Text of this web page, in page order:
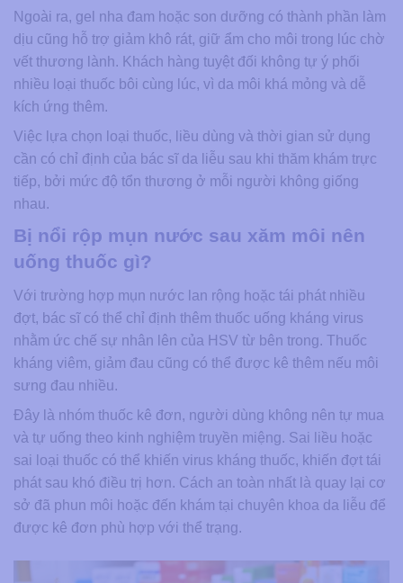
Ngoài ra, gel nha đam hoặc son dưỡng có thành phần làm
dịu cũng hỗ trợ giảm khô rát, giữ ẩm cho môi trong lúc chờ
vết thương lành. Khách hàng tuyệt đối không tự ý phối
nhiều loại thuốc bôi cùng lúc, vì da môi khá mỏng và dễ
kích ứng thêm.
Việc lựa chọn loại thuốc, liều dùng và thời gian sử dụng
cần có chỉ định của bác sĩ da liễu sau khi thăm khám trực
tiếp, bởi mức độ tổn thương ở mỗi người không giống
nhau.
Bị nổi rộp mụn nước sau xăm môi nên
uống thuốc gì?
Với trường hợp mụn nước lan rộng hoặc tái phát nhiều
đợt, bác sĩ có thể chỉ định thêm thuốc uống kháng virus
nhằm ức chế sự nhân lên của HSV từ bên trong. Thuốc
kháng viêm, giảm đau cũng có thể được kê thêm nếu môi
sưng đau nhiều.
Đây là nhóm thuốc kê đơn, người dùng không nên tự mua
và tự uống theo kinh nghiệm truyền miệng. Sai liều hoặc
sai loại thuốc có thể khiến virus kháng thuốc, khiến đợt tái
phát sau khó điều trị hơn. Cách an toàn nhất là quay lại cơ
sở đã phun môi hoặc đến khám tại chuyên khoa da liễu để
được kê đơn phù hợp với thể trạng.